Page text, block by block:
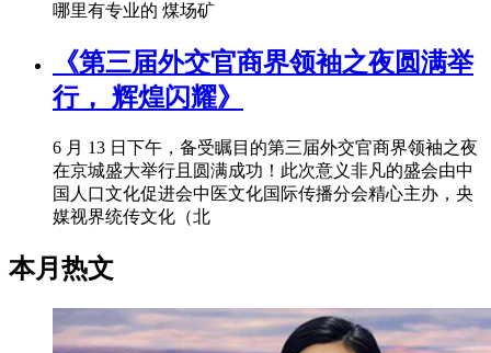
哪里有专业的 煤场矿
《第三届外交官商界领袖之夜圆满举
行， 辉煌闪耀》
6 月 13 日下午，备受瞩目的第三届外交官商界领袖之夜
在京城盛大举行且圆满成功！此次意义非凡的盛会由中
国人口文化促进会中医文化国际传播分会精心主办，央
媒视界统传文化（北
本月热文